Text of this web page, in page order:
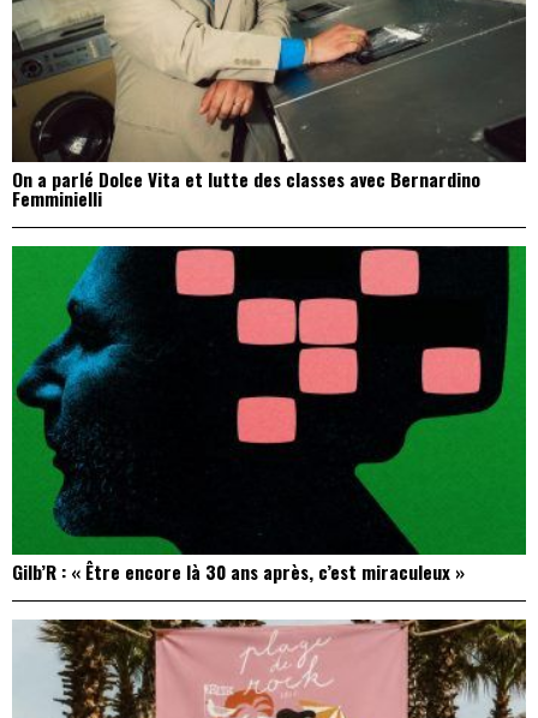
On a parlé Dolce Vita et lutte des classes avec Bernardino
Femminielli
Gilb’R : « Être encore là 30 ans après, c’est miraculeux »